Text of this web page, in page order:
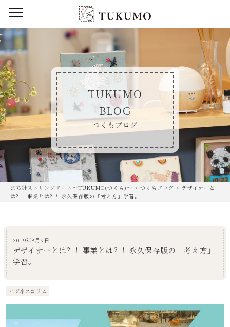
TUKUMO
BLOG
つくもブログ
まち針ストリングアート〜TUKUMO(つくも)〜 > つくもブログ > デザイナーと
は？！事業とは？！永久保存版の「考え方」学習。
2019年8月9日
デザイナーとは？！事業とは？！永久保存版の「考え方」
学習。
ビジネスコラム